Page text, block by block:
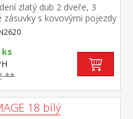
zlatý dub 2 dveře, 3
zásuvky s kovovými pojezdy
ks
**
18 bílý